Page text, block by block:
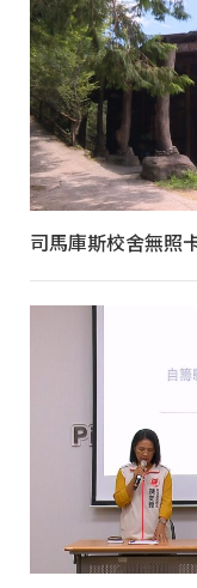
司馬庫斯校舍無照